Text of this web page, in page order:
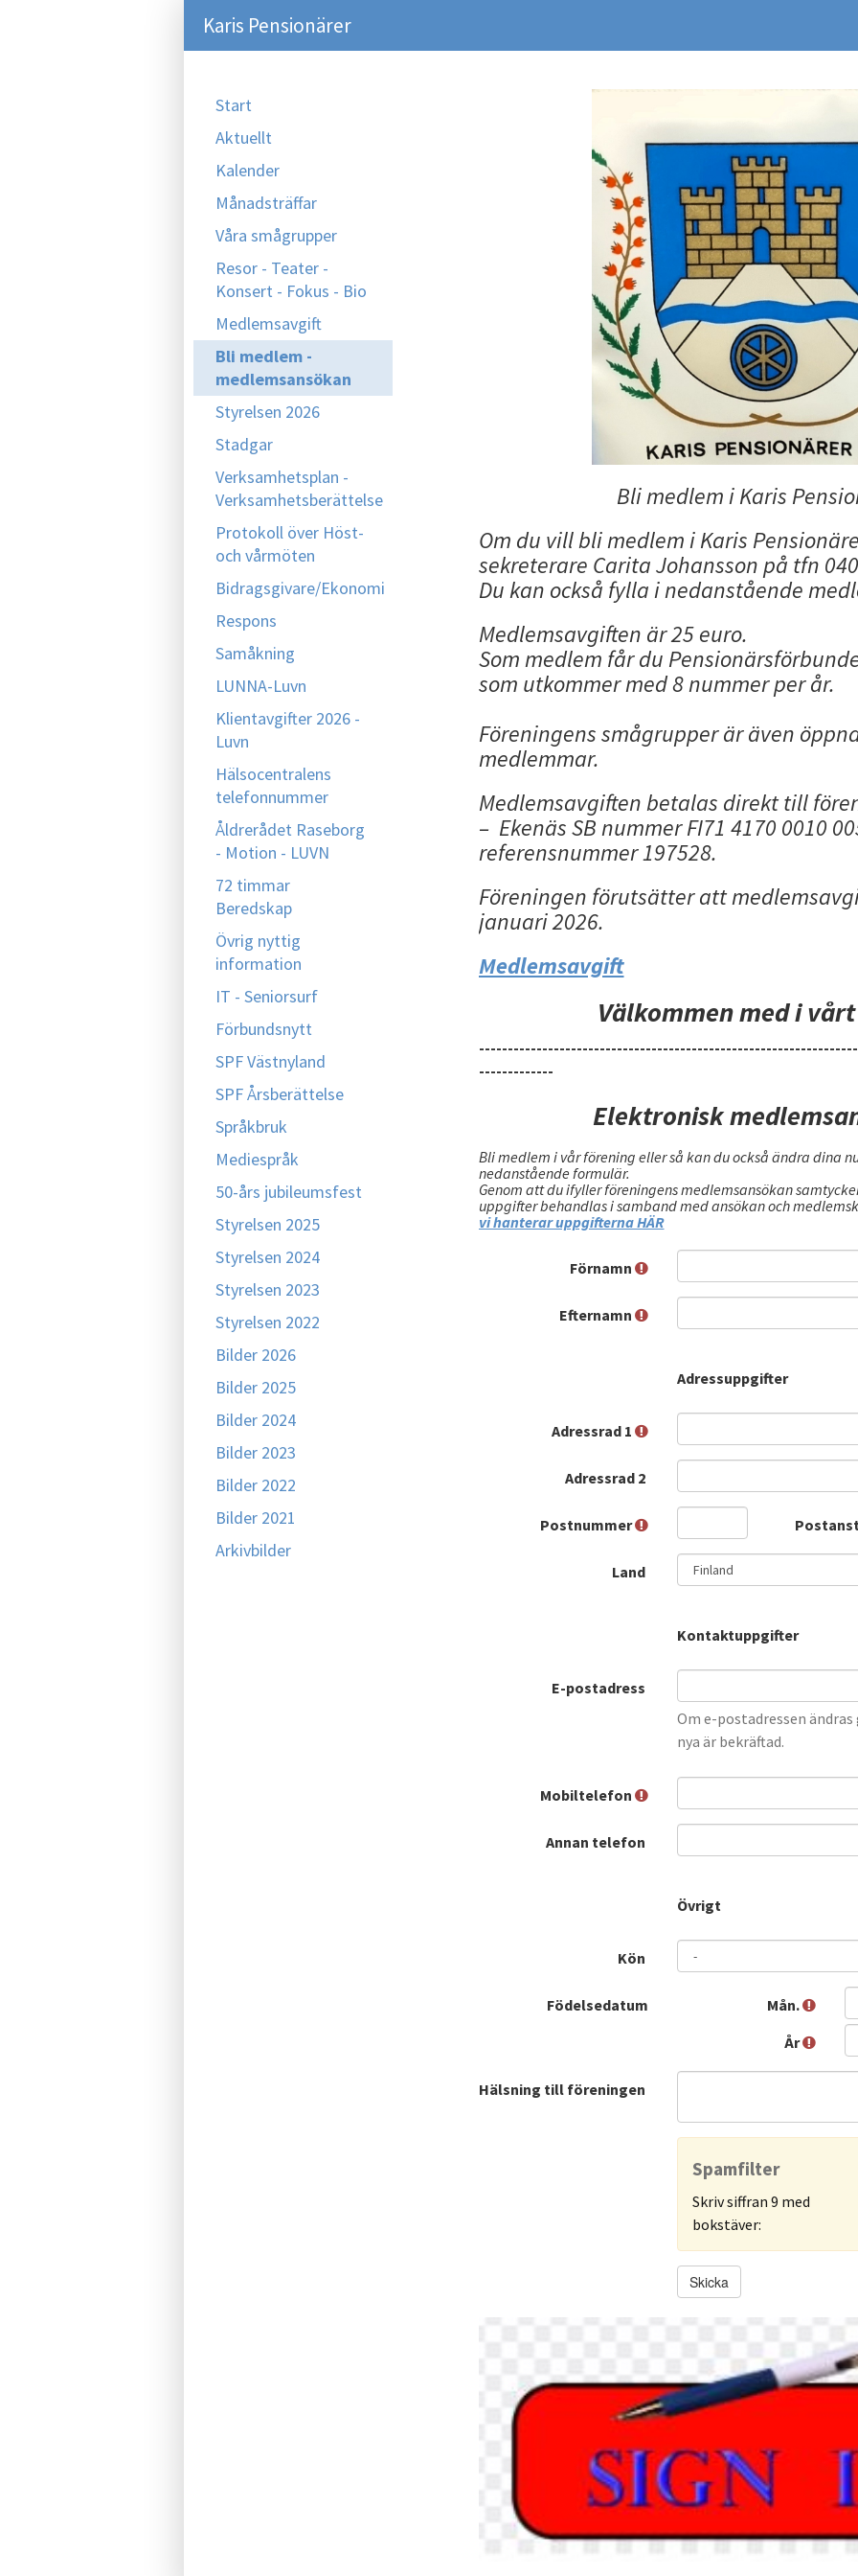
Karis Pensionärer
Start
Aktuellt
Kalender
Månadsträffar
Våra smågrupper
Resor - Teater -
Konsert - Fokus - Bio
Medlemsavgift
Bli medlem -
medlemsansökan
Styrelsen 2026
Stadgar
Verksamhetsplan -
Verksamhetsberättelse
Protokoll över Höst-
och vårmöten
Bidragsgivare/Ekonomi
Respons
Samåkning
LUNNA-Luvn
Klientavgifter 2026 -
Luvn
Hälsocentralens
telefonnummer
Åldrerådet Raseborg
- Motion - LUVN
72 timmar
Beredskap
Övrig nyttig
information
IT - Seniorsurf
Förbundsnytt
SPF Västnyland
SPF Årsberättelse
Språkbruk
Mediespråk
50-års jubileumsfest
Styrelsen 2025
Styrelsen 2024
Styrelsen 2023
Styrelsen 2022
Bilder 2026
Bilder 2025
Bilder 2024
Bilder 2023
Bilder 2022
Bilder 2021
Arkivbilder
Bli medlem i Karis
Om du vill bli medlem i Karis
sekreterare Carita Johansson på tfn
Du kan också fylla i nedanstående
Medlemsavgiften är 25 euro.
Som medlem får du
som utkommer med 8 nummer per år.
Föreningens smågrupper är även
medlemmar.
Medlemsavgiften betalas direkt till
– Ekenäs SB nummer FI71 4170 0010
referensnummer 197528.
Föreningen förutsätter att
januari 2026.
Medlemsavgift
Välkommen med i
-------------
Elektronisk
Bli medlem i vår förening eller så kan du också ändra dina
nedanstående formulär.
Genom att du ifyller föreningens medlemsansökan
uppgifter behandlas i samband med ansökan och
vi hanterar uppgifterna HÄR
Förnamn
Efternamn
Adressuppgifter
Adressrad 1
Adressrad 2
Postnummer
Land
Kontaktuppgifter
E-postadress
Om e-postadressen
nya är bekräftad.
Mobiltelefon
Annan telefon
Övrigt
Kön
Födelsedatum
Mån.
År
Hälsning till föreningen
Spamfilter
Skriv siffran 9 med
bokstäver:
Skicka